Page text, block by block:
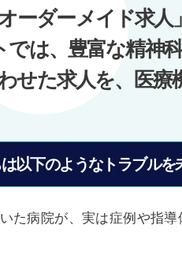
ーダーメイド求人
では、豊富な精神
せた求人を、医療
以下のようなトラブルを
た病院が、実は症例や指